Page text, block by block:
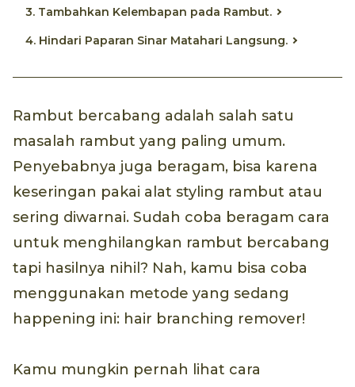
3. Tambahkan Kelembapan pada Rambut.
4. Hindari Paparan Sinar Matahari Langsung.
Rambut bercabang adalah salah satu
masalah rambut yang paling umum.
Penyebabnya juga beragam, bisa karena
keseringan pakai alat styling rambut atau
sering diwarnai. Sudah coba beragam cara
untuk menghilangkan rambut bercabang
tapi hasilnya nihil? Nah, kamu bisa coba
menggunakan metode yang sedang
happening ini: hair branching remover!
Kamu mungkin pernah lihat cara